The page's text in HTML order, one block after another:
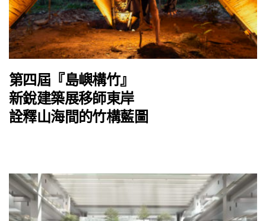
第四屆『島嶼構竹』
新銳建築展移師東岸
詮釋山海間的竹構藍圖